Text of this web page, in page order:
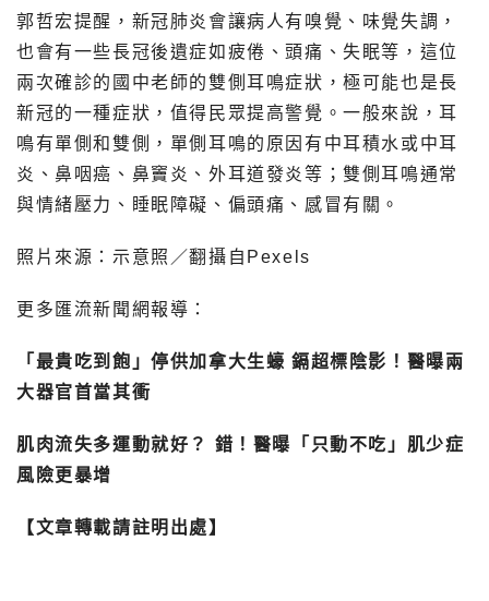
郭哲宏提醒，新冠肺炎會讓病人有嗅覺、味覺失調，
也會有一些長冠後遺症如疲倦、頭痛、失眠等，這位
兩次確診的國中老師的雙側耳鳴症狀，極可能也是長
新冠的一種症狀，值得民眾提高警覺。一般來說，耳
鳴有單側和雙側，單側耳鳴的原因有中耳積水或中耳
炎、鼻咽癌、鼻竇炎、外耳道發炎等；雙側耳鳴通常
與情緒壓力、睡眠障礙、偏頭痛、感冒有關。
照片來源：示意照／翻攝自Pexels
更多匯流新聞網報導：
「最貴吃到飽」停供加拿大生蠔 鎘超標陰影！醫曝兩
大器官首當其衝
肌肉流失多運動就好？ 錯！醫曝「只動不吃」肌少症
風險更暴增
【文章轉載請註明出處】